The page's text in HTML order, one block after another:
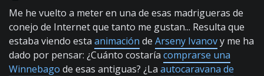
Me he vuelto a meter en una de esas madrigueras de
conejo de Internet que tanto me gustan... Resulta que
estaba viendo esta animación de Arseny Ivanovy me ha
dado por pensar: ¿Cuánto costaría comprarse una
Winnebago de esas antiguas? ¿La autocaravana de